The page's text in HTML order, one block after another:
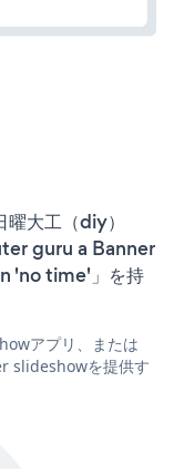
大工（diy）
guru a Banner
'no time'」を持
アプリ、または
slideshowを提供す